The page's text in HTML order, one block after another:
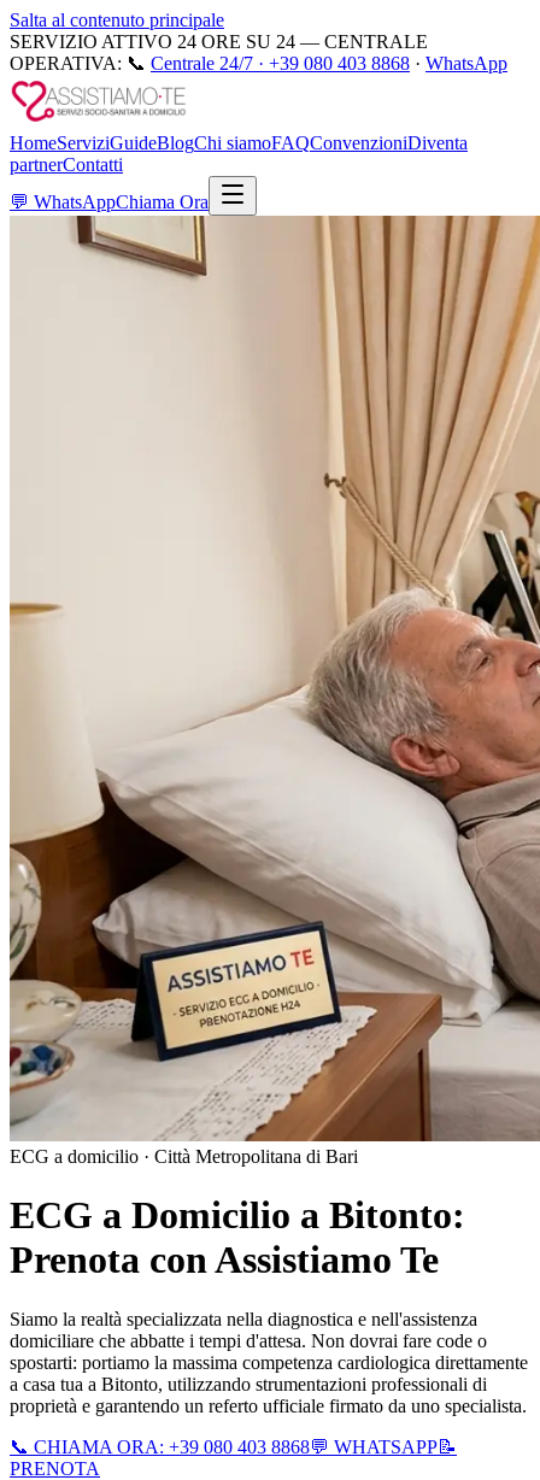
Salta al contenuto principale
SERVIZIO ATTIVO 24 ORE SU 24 — CENTRALE
OPERATIVA: 📞 Centrale 24/7 · +39 080 403 8868 · WhatsApp
HomeServiziGuideBlogChi siamoFAQConvenzioniDiventa
partnerContatti
💬 WhatsAppChiama Ora
ECG a domicilio · Città Metropolitana di Bari
ECG a Domicilio a Bitonto:
Prenota con Assistiamo Te
Siamo la realtà specializzata nella diagnostica e nell'assistenza
domiciliare che abbatte i tempi d'attesa. Non dovrai fare code o
spostarti: portiamo la massima competenza cardiologica direttamente
a casa tua a Bitonto, utilizzando strumentazioni professionali di
proprietà e garantendo un referto ufficiale firmato da uno specialista.
📞 CHIAMA ORA: +39 080 403 8868💬 WHATSAPP📝
PRENOTA